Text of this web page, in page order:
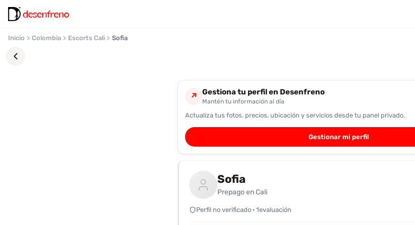
Inicio Colombia Escorts Cali Sofia
↗ Gestiona tu perfil en Desenfreno
Mantén tu información al día
Actualiza tus fotos, precios, ubicación y servicios desde tu panel privado.
Gestionar mi perfil
Sofia
Prepago en Cali
Perfil no verificado · 1evaluación